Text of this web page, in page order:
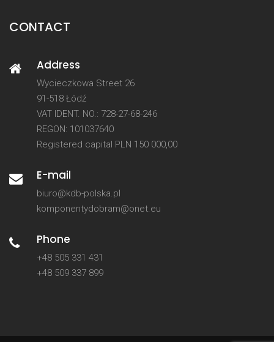
CONTACT
Address
Wycieczkowa Street 26
91-518 Łódź
VAT IDENT. NO.: 728-27-68-246
REGON: 101037640
Registered capital PLN 150 000,00
E-mail
biuro@kdb-polska.pl
komponentydobram@onet.eu
Phone
+48 505 331 431
+48 509 337 899